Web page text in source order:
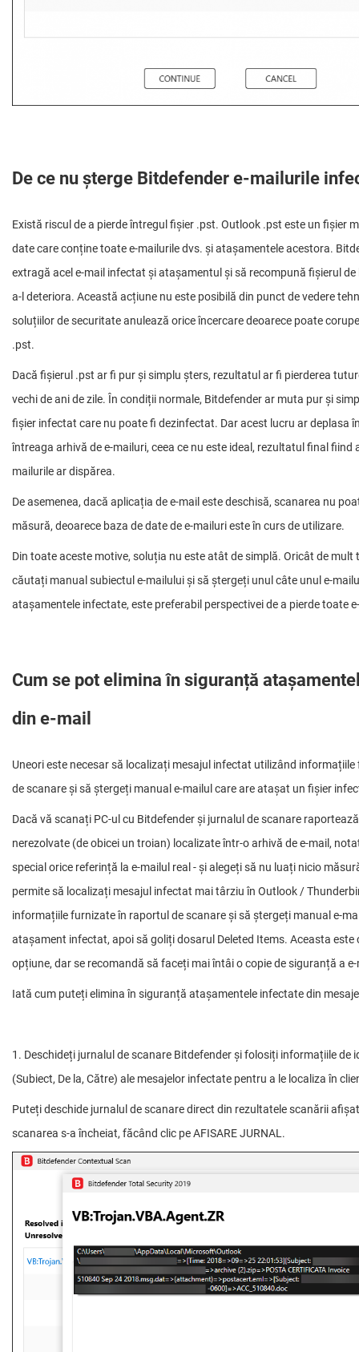
De ce nu șterge Bitdefender e-mailurile
Există riscul de a pierde întregul fișier .pst. Outlook .pst este un fișier
date care conține toate e-mailurile dvs. și atașamentele acestora.
extragă acel e-mail infectat și atașamentul și să recompună fișierul
a-l deteriora. Această acțiune nu este posibilă din punct de vedere
soluțiilor de securitate anulează orice încercare deoarece poate
.pst.
Dacă fișierul .pst ar fi pur și simplu șters, rezultatul ar fi pierderea
vechi de ani de zile. În condiții normale, Bitdefender ar muta pur și
fișier infectat care nu poate fi dezinfectat. Dar acest lucru ar deplasa
întreaga arhivă de e-mailuri, ceea ce nu este ideal, rezultatul final fiind
mailurile ar dispărea.
De asemenea, dacă aplicația de e-mail este deschisă, scanarea nu
măsură, deoarece baza de date de e-mailuri este în curs de utilizare.
Din toate aceste motive, soluția nu este atât de simplă. Oricât de mult
căutați manual subiectul e-mailului și să ștergeți unul câte unul e-
atașamentele infectate, este preferabil perspectivei de a pierde toate
Cum se pot elimina în siguranță
din e-mail
Uneori este necesar să localizați mesajul infectat utilizând
de scanare și să ștergeți manual e-mailul care are atașat un fișier
Dacă vă scanați PC-ul cu Bitdefender și jurnalul de scanare
nerezolvate (de obicei un troian) localizate într-o arhivă de e-mail,
special orice referință la e-mailul real - și alegeți să nu luați nicio
permite să localizați mesajul infectat mai târziu în Outlook /
informațiile furnizate în raportul de scanare și să ștergeți manual e-
atașament infectat, apoi să goliți dosarul Deleted Items. Aceasta este
opțiune, dar se recomandă să faceți mai întâi o copie de siguranță a
Iată cum puteți elimina în siguranță atașamentele infectate din
1. Deschideți jurnalul de scanare Bitdefender și folosiți informațiile de
(Subiect, De la, Către) ale mesajelor infectate pentru a le localiza în
Puteți deschide jurnalul de scanare direct din rezultatele scanării
scanarea s-a încheiat, făcând clic pe AFISARE JURNAL.